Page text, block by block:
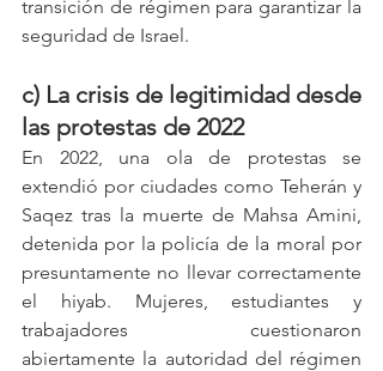
transición de régimen para garantizar la
seguridad de Israel.
c) La crisis de legitimidad desde
las protestas de 2022
En 2022, una ola de protestas se
extendió por ciudades como Teherán y
Saqez tras la muerte de Mahsa Amini,
detenida por la policía de la moral por
presuntamente no llevar correctamente
el hiyab. Mujeres, estudiantes y
trabajadores cuestionaron
abiertamente la autoridad del régimen